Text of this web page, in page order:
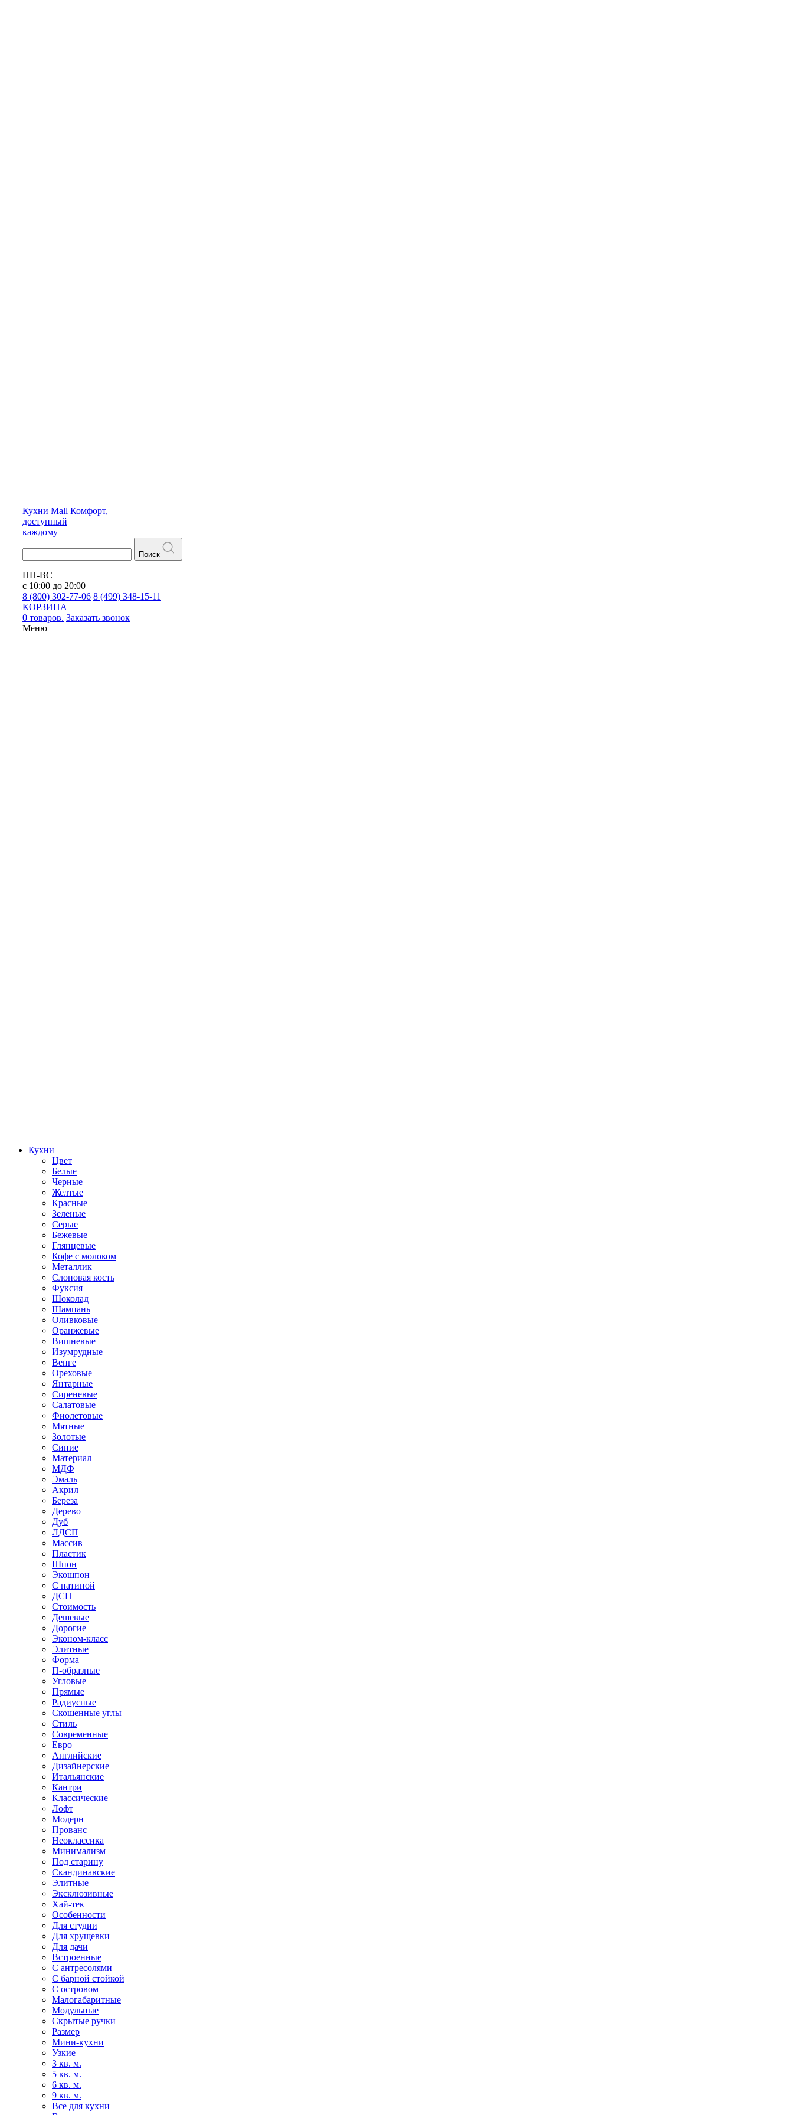
Кухни Mall Комфорт,
доступный
каждому
Поиск
ПН-ВС
с 10:00 до 20:00
8 (800) 302-77-06 8 (499) 348-15-11
КОРЗИНА
0 товаров. Заказать звонок
Меню
Кухни
Цвет
Белые
Черные
Желтые
Красные
Зеленые
Серые
Бежевые
Глянцевые
Кофе с молоком
Металлик
Слоновая кость
Фуксия
Шоколад
Шампань
Оливковые
Оранжевые
Вишневые
Изумрудные
Венге
Ореховые
Янтарные
Сиреневые
Салатовые
Фиолетовые
Мятные
Золотые
Синие
Материал
МДФ
Эмаль
Акрил
Береза
Дерево
Дуб
ЛДСП
Массив
Пластик
Шпон
Экошпон
С патиной
ДСП
Стоимость
Дешевые
Дорогие
Эконом-класс
Элитные
Форма
П-образные
Угловые
Прямые
Радиусные
Скошенные углы
Стиль
Современные
Евро
Английские
Дизайнерские
Итальянские
Кантри
Классические
Лофт
Модерн
Прованс
Неоклассика
Минимализм
Под старину
Скандинавские
Элитные
Эксклюзивные
Хай-тек
Особенности
Для студии
Для хрущевки
Для дачи
Встроенные
С антресолями
С барной стойкой
С островом
Малогабаритные
Модульные
Скрытые ручки
Размер
Мини-кухни
Узкие
3 кв. м.
5 кв. м.
6 кв. м.
9 кв. м.
Все для кухни